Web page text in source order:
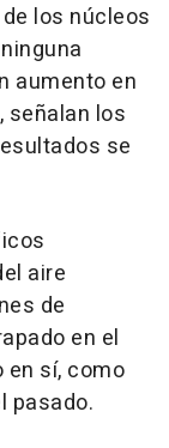
los núcleos
aumento en
señalan los
se
aire
de
en el
en sí, como
pasado.